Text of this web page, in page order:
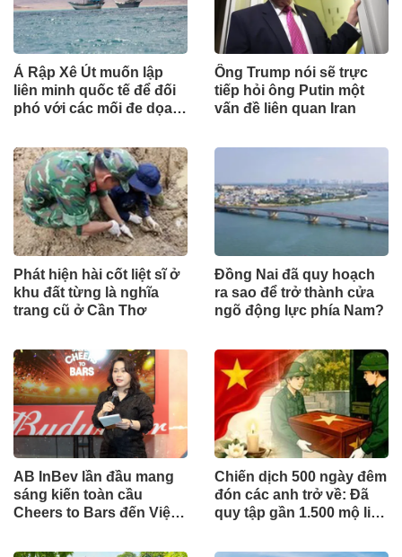
Ả Rập Xê Út muốn lập
liên minh quốc tế để đối
phó với các mối đe dọa
Ông Trump nói sẽ trực
tiếp hỏi ông Putin một
vấn đề liên quan Iran
Phát hiện hài cốt liệt sĩ ở
khu đất từng là nghĩa
trang cũ ở Cần Thơ
Đồng Nai đã quy hoạch
ra sao để trở thành cửa
ngõ động lực phía Nam?
AB InBev lần đầu mang
sáng kiến toàn cầu
Cheers to Bars đến Việt
Chiến dịch 500 ngày đêm
đón các anh trở về: Đã
quy tập gần 1.500 mộ liệt